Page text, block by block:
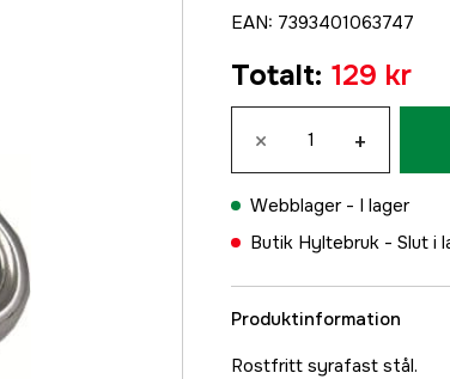
EAN: 7393401063747
Totalt: 129 kr
× +
Webblager - I lager
Butik Hyltebruk - Slut i
Produktinformation
Rostfritt syrafast stål.